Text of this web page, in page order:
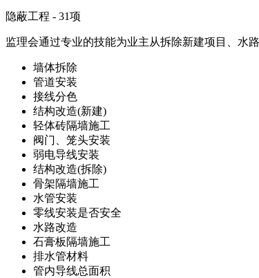
隐蔽工程 - 31项
监理会通过专业的技能为业主从拆除新建项目、水
墙体拆除
管道安装
接线分色
结构改造(新建)
轻体砖隔墙施工
阀门、笼头安装
弱电导线安装
结构改造(拆除)
骨架隔墙施工
水管安装
零线安装是否安全
水路改造
石膏板隔墙施工
排水管材料
管内导线总面积